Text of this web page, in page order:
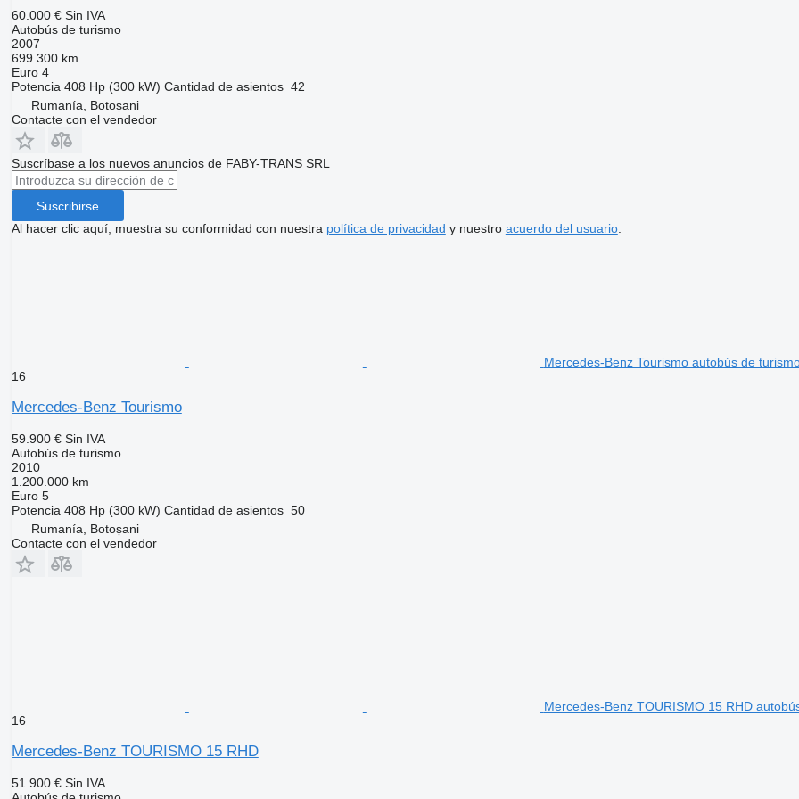
60.000 € Sin IVA
Autobús de turismo
2007
699.300 km
Euro 4
Potencia 408 Hp (300 kW) Cantidad de asientos 42
Rumanía, Botoșani
Contacte con el vendedor
Suscríbase a los nuevos anuncios de FABY-TRANS SRL
Suscribirse
Al hacer clic aquí, muestra su conformidad con nuestra política de privacidad y nuestro acuerdo del usuario.
Mercedes-Benz Tourismo autobús de
16
Mercedes-Benz Tourismo
59.900 € Sin IVA
Autobús de turismo
2010
1.200.000 km
Euro 5
Potencia 408 Hp (300 kW) Cantidad de asientos 50
Rumanía, Botoșani
Contacte con el vendedor
Mercedes-Benz TOURISMO 15 RHD
16
Mercedes-Benz TOURISMO 15 RHD
51.900 € Sin IVA